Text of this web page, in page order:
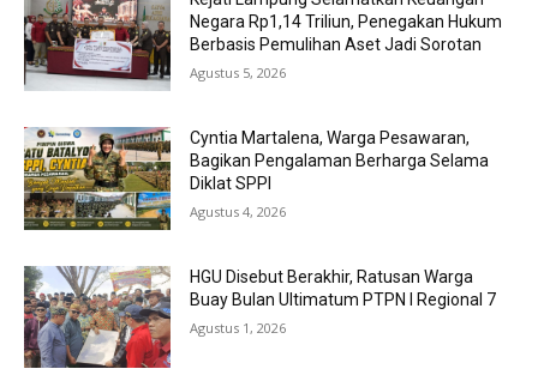
Negara Rp1,14 Triliun, Penegakan Hukum
Berbasis Pemulihan Aset Jadi Sorotan
Agustus 5, 2026
Cyntia Martalena, Warga Pesawaran,
Bagikan Pengalaman Berharga Selama
Diklat SPPI
Agustus 4, 2026
HGU Disebut Berakhir, Ratusan Warga
Buay Bulan Ultimatum PTPN I Regional 7
Agustus 1, 2026